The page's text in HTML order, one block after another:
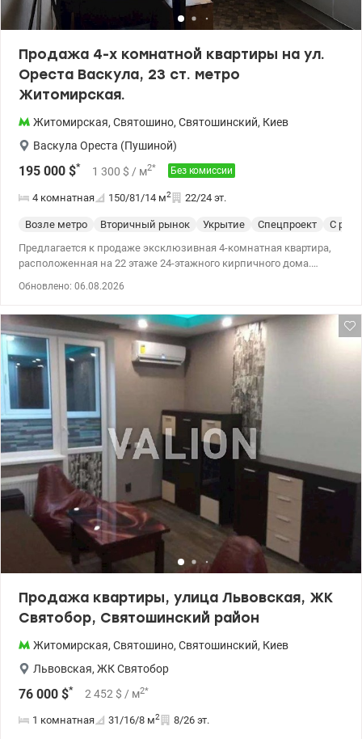
Продажа 4-х комнатной квартиры на ул.
Ореста Васкула, 23 ст. метро
Житомирская.
Житомирская, Святошино, Святошинский, Киев
Васкула Ореста (Пушиной)
195 000 $* 1 300 $ / м2* Без комиссии
4 комнатная 150/81/14 м2 22/24 эт.
Возле метро Вторичный рынок Укрытие Спецпроект
С
Предлагается к продаже эксклюзивная 4-комнатная квартира,
расположенная на 22 этаже 24-этажного кирпичного дома.
двухкомнатных квартир. Основные характеристики: Общая
Спецпроект 2004 года, кирпичный дом. В квартире выполнен
авторский ремонт дизайнера Ирины Дибровы. Интерьер
совмещает стиль, функциональность и качественные
натуральные материалы. В квартире имеется две ванные
комнаты, две лоджии, встроенная бытовая техника. Часть
мебели остается новым владельцам. В доме три лифта,
круглосуточная система видеонаблюдения; консьерж. С
сентября начинает работу ОСМД. Во дворе детская площадка.
Станция метро «Житомирская» в 3-х минутах ходьбы. Рядом
учебные заведения, магазины, супермаркеты, остановки
общественного транспорта и вся необходимая инфраструктура
для комфортной жизни. Приглашаем на просмотр. Цена 195 000
у.е. Надежда +380675076342 valion.ua/1153480
Обновлено: 06.08.2026
Продажа квартиры, улица Львовская, ЖК
Святобор, Святошинский район
Житомирская, Святошино, Святошинский, Киев
Львовская, ЖК Святобор
76 000 $* 2 452 $ / м2*
1 комнатная 31/16/8 м2 8/26 эт.